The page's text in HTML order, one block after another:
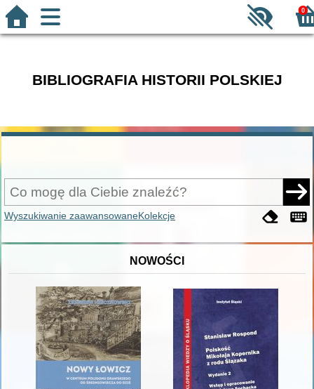
0
BIBLIOGRAFIA HISTORII POLSKIEJ
Wyszukiwanie zaawansowaneKolekcje
NOWOŚCI